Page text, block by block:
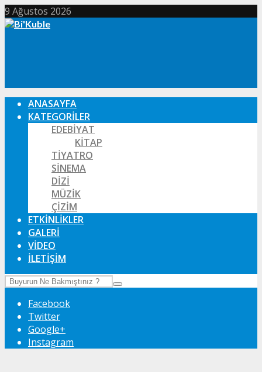
9 Ağustos 2026
ANASAYFA
KATEGORILER
EDEBIYAT
KITAP
TIYATRO
SINEMA
DIZI
MÜZIK
ÇIZIM
ETKINLIKLER
GALERI
VIDEO
İLETIŞIM
Facebook
Twitter
Google+
Instagram